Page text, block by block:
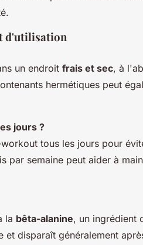
d'utilisation
un endroit frais et sec, à
hermétiques peut
jours ?
tous les jours pour
par semaine peut aider à
la bêta-alanine, un ingrédient
disparaît généralement